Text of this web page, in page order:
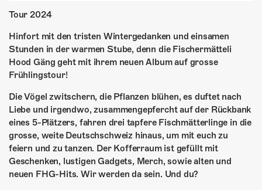
MITMACHEN
Tour 2024
Hinfort mit den tristen Wintergedanken und einsamen
Stunden in der warmen Stube, denn die Fischermätteli
Hood Gäng geht mit ihrem neuen Album auf grosse
Frühlingstour!
Die Vögel zwitschern, die Pflanzen blühen, es duftet nach
Liebe und irgendwo, zusammengepfercht auf der Rückbank
eines 5-Plätzers, fahren drei tapfere Fischmätterlinge in die
grosse, weite Deutschschweiz hinaus, um mit euch zu
feiern und zu tanzen. Der Kofferraum ist gefüllt mit
Geschenken, lustigen Gadgets, Merch, sowie alten und
neuen FHG-Hits. Wir werden da sein. Und du?